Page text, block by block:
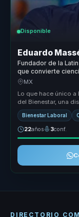
Disponible
Eduardo
Fundador de la
que convierte
para empresas y
MX
Lo que hace único a
del Bienestar, una
mindfuln...
Bienestar Laboral
22años 3conf.
DIRECTORIO